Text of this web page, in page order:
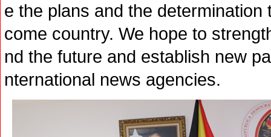
e the plans and the
come country. We hope to
nd the future and establish new
nternational news agencies.